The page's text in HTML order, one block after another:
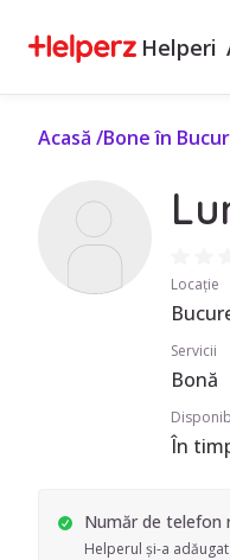
Helperi
Acasă /Bone în
Locație
Servicii
Bonă
În
Număr de telefon
Helperul și-a